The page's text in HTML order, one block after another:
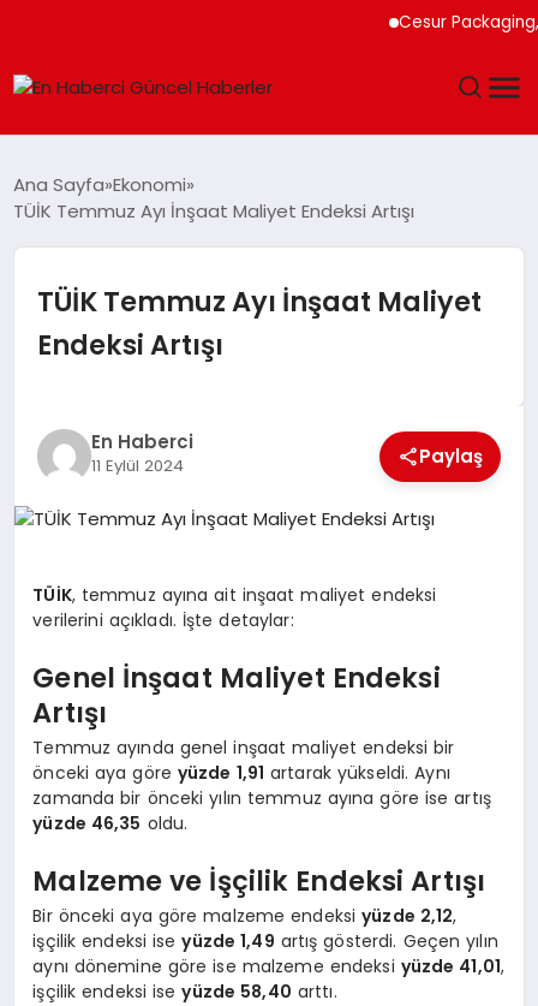
Cesur Packaging,
SAĞLIK
TEKNOLOJI
DÜNYA
EĞITIM
SIYASET
Ana Sayfa Ekonomi
TÜİK Temmuz Ayı İnşaat Maliyet Endeksi Artışı
TÜİK Temmuz Ayı İnşaat Maliyet
Endeksi Artışı
En Haberci
11 Eylül 2024 Paylaş
TÜİK, temmuz ayına ait inşaat maliyet endeksi
verilerini açıkladı. İşte detaylar:
Genel İnşaat Maliyet Endeksi
Artışı
Temmuz ayında genel inşaat maliyet endeksi bir
önceki aya göre yüzde 1,91 artarak yükseldi. Aynı
zamanda bir önceki yılın temmuz ayına göre ise artış
yüzde 46,35 oldu.
Malzeme ve İşçilik Endeksi Artışı
Bir önceki aya göre malzeme endeksiyüzde 2,12,
işçilik endeksi iseyüzde 1,49 artış gösterdi. Geçen yılın
aynı dönemine göre ise malzeme endeksi yüzde 41,01,
işçilik endeksi iseyüzde 58,40 arttı.